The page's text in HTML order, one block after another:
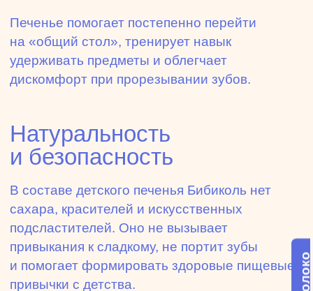
Печенье помогает постепенно перейти
на «общий стол», тренирует навык
удерживать предметы и облегчает
дискомфорт при прорезывании зубов.
Натуральность
и безопасность
В составе детского печенья Бибиколь нет
сахара, красителей и искусственных
подсластителей. Оно не вызывает
привыкания к сладкому, не портит зубы
и помогает формировать здоровые пищевые
привычки с детства.